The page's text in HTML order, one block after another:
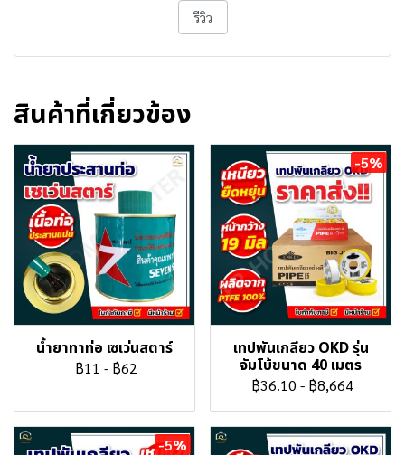
รีวิว
สินค้าที่เกี่ยวข้อง
น้ำยาทาท่อ เซเว่นสตาร์
฿11 - ฿62
-5%
เทปพันเกลียว OKD รุ่น
จัมโบ้ขนาด 40 เมตร
฿36.10 - ฿8,664
-5%